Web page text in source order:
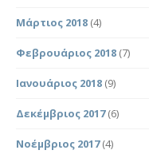
Μάρτιος 2018 (4)
Φεβρουάριος 2018 (7)
Ιανουάριος 2018 (9)
Δεκέμβριος 2017(6)
Νοέμβριος 2017(4)